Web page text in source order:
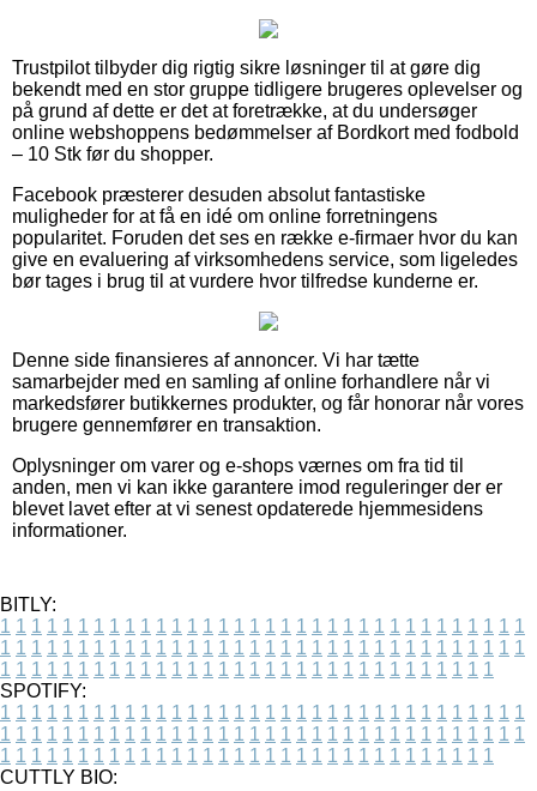
Trustpilot tilbyder dig rigtig sikre løsninger til at gøre dig
bekendt med en stor gruppe tidligere brugeres oplevelser og
på grund af dette er det at foretrække, at du undersøger
online webshoppens bedømmelser af Bordkort med fodbold
– 10 Stk før du shopper.
Facebook præsterer desuden absolut fantastiske
muligheder for at få en idé om online forretningens
popularitet. Foruden det ses en række e-firmaer hvor du kan
give en evaluering af virksomhedens service, som ligeledes
bør tages i brug til at vurdere hvor tilfredse kunderne er.
Denne side finansieres af annoncer. Vi har tætte
samarbejder med en samling af online forhandlere når vi
markedsfører butikkernes produkter, og får honorar når vores
brugere gennemfører en transaktion.
Oplysninger om varer og e-shops værnes om fra tid til
anden, men vi kan ikke garantere imod reguleringer der er
blevet lavet efter at vi senest opdaterede hjemmesidens
informationer.
BITLY:
1 1 1 1 1 1 1 1 1 1 1 1 1 1 1 1 1 1 1 1 1 1 1 1 1 1 1 1 1 1 1 1 1 1
1 1 1 1 1 1 1 1 1 1 1 1 1 1 1 1 1 1 1 1 1 1 1 1 1 1 1 1 1 1 1 1 1 1
1 1 1 1 1 1 1 1 1 1 1 1 1 1 1 1 1 1 1 1 1 1 1 1 1 1 1 1 1 1 1 1
SPOTIFY:
1 1 1 1 1 1 1 1 1 1 1 1 1 1 1 1 1 1 1 1 1 1 1 1 1 1 1 1 1 1 1 1 1 1
1 1 1 1 1 1 1 1 1 1 1 1 1 1 1 1 1 1 1 1 1 1 1 1 1 1 1 1 1 1 1 1 1 1
1 1 1 1 1 1 1 1 1 1 1 1 1 1 1 1 1 1 1 1 1 1 1 1 1 1 1 1 1 1 1 1
CUTTLY BIO: